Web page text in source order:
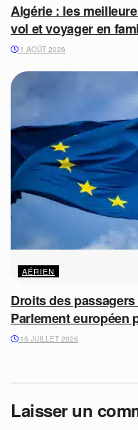
Algérie : les
vol et voyager en
1 AOÛT 2026
AÉRIEN
Droits des
Parlement européen
15 JUILLET 2026
Laisser un